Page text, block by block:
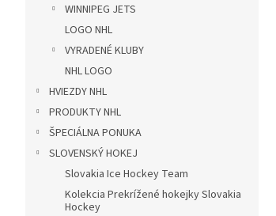
WINNIPEG JETS
LOGO NHL
VYRADENÉ KLUBY
NHL LOGO
HVIEZDY NHL
PRODUKTY NHL
ŠPECIÁLNA PONUKA
SLOVENSKÝ HOKEJ
Slovakia Ice Hockey Team
Kolekcia Prekrížené hokejky Slovakia
Hockey